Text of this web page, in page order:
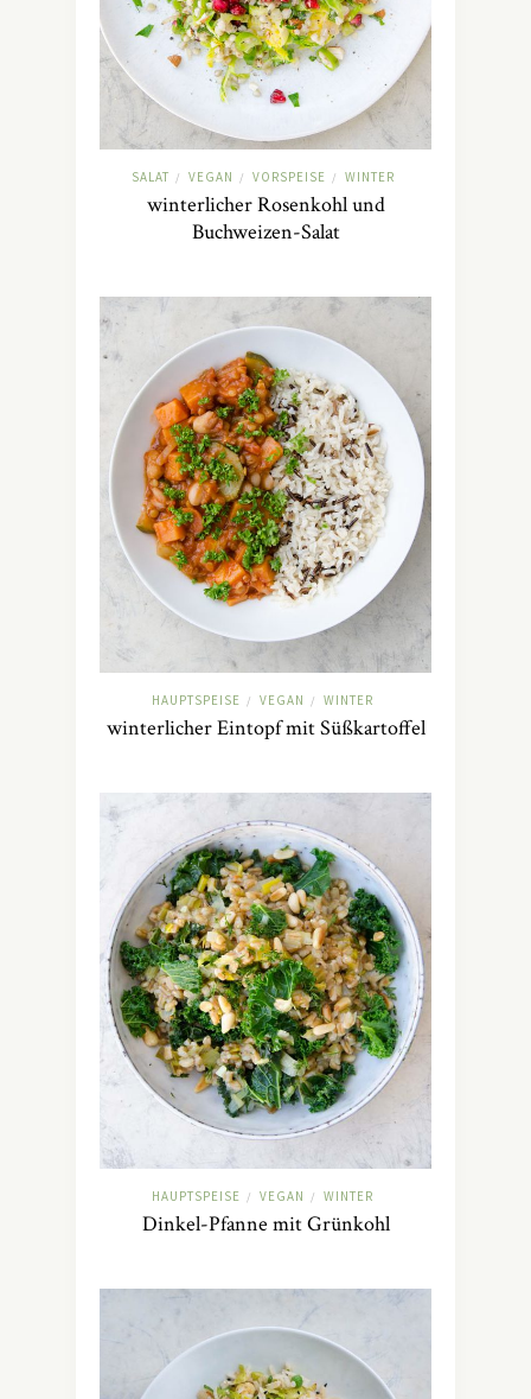
SALAT / VEGAN / VORSPEISE / WINTER
winterlicher Rosenkohl und
Buchweizen-Salat
HAUPTSPEISE / VEGAN / WINTER
winterlicher Eintopf mit Süßkartoffel
HAUPTSPEISE / VEGAN / WINTER
Dinkel-Pfanne mit Grünkohl